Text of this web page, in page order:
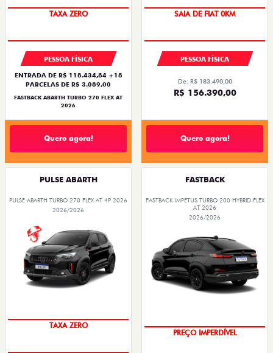
SAIA DE FIAT 0KM
PESSOA FÍSICA
ENTRADA DE R$ 118.434,84 +18
PARCELAS DE R$ 3.089,00
FASTBACK ABARTH TURBO 270 FLEX AT
2026
Quero agora!
PREÇO IMPERDÍVEL
PESSOA FÍSICA
De: R$ 183.490,00
R$ 156.390,00
Quero agora!
PULSE ABARTH
PULSE ABARTH TURBO 270 FLEX AT 4P 2026
2026/2026
SAIA DE FIAT 0KM
FASTBACK
FASTBACK IMPETUS TURBO 200 HYBRID FLEX
AT 2026
2026/2026
OPORTUNIDADE